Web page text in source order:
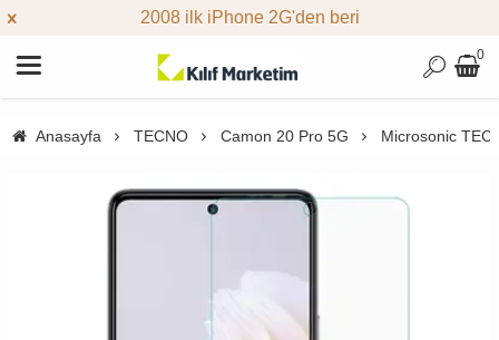
2008 ilk iPhone 2G'den beri
0
Anasayfa TECNO Camon 20 Pro 5G Microsonic